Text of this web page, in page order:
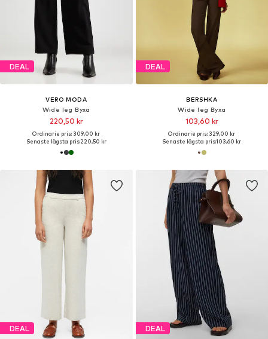
DEAL
VERO MODA
Wide leg Byxa
220,50 kr
Ordinarie pris: 309,00 kr
Senaste lägsta pris:220,50 kr
DEAL
BERSHKA
Wide leg Byxa
103,60 kr
Ordinarie pris: 329,00 kr
Senaste lägsta pris:103,60 kr
DEAL DEAL